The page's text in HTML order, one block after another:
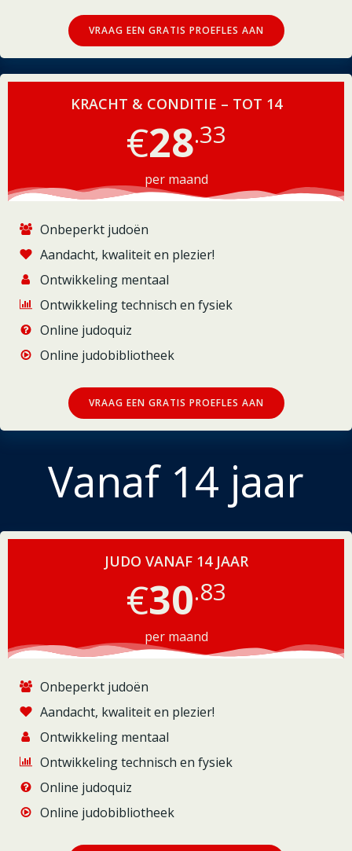
VRAAG EEN GRATIS PROEFLES AAN
KRACHT & CONDITIE – TOT 14
€28.33
per maand
Onbeperkt judoën
Aandacht, kwaliteit en plezier!
Ontwikkeling mentaal
Ontwikkeling technisch en fysiek
Online judoquiz
Online judobibliotheek
VRAAG EEN GRATIS PROEFLES AAN
Vanaf 14 jaar
JUDO VANAF 14 JAAR
€30.83
per maand
Onbeperkt judoën
Aandacht, kwaliteit en plezier!
Ontwikkeling mentaal
Ontwikkeling technisch en fysiek
Online judoquiz
Online judobibliotheek